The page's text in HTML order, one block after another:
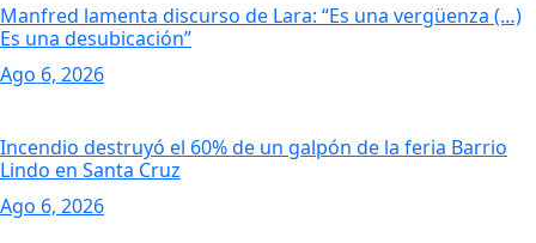
Manfred lamenta discurso de Lara: “Es una vergüenza (…)
Es una desubicación”
Ago 6, 2026
Incendio destruyó el 60% de un galpón de la feria Barrio
Lindo en Santa Cruz
Ago 6, 2026